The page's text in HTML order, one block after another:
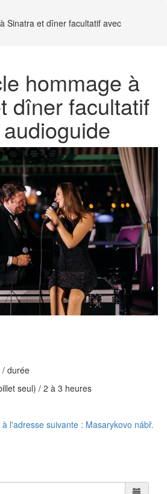
Sinatra et dîner facultatif avec
hommage à
dîner facultatif
/ durée
seul) / 2 à 3 heures
l'adresse suivante : Masarykovo nábř.